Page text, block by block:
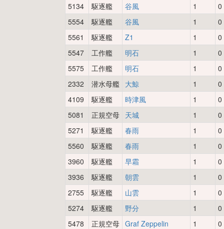
5134
駆逐艦 谷風 1
0
5554
駆逐艦 谷風 1
0
5561
駆逐艦 Z1 1
0
5547
工作艦 明石 1
0
5575
工作艦 明石 1
0
2332
潜水母艦 大鯨 1
0
4109
駆逐艦 時津風 1
0
5081
正規空母 天城 1
0
5271
駆逐艦 春雨 1
0
5560
駆逐艦 春雨 1
0
3960
駆逐艦 早霜 1
0
3936
駆逐艦 朝雲 1
0
2755
駆逐艦 山雲 1
0
5274
駆逐艦 野分 1
0
5478
正規空母 Graf Zeppelin 1
0